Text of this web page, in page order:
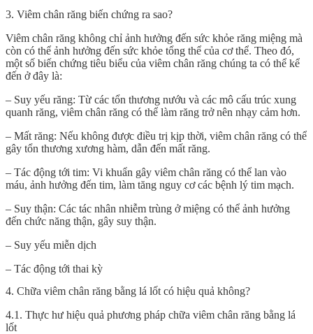
3. Viêm chân răng biến chứng ra sao?
Viêm chân răng không chỉ ảnh hưởng đến sức khỏe răng miệng mà
còn có thể ảnh hưởng đến sức khỏe tổng thể của cơ thể. Theo đó,
một số biến chứng tiêu biểu của viêm chân răng chúng ta có thể kể
đến ở đây là:
– Suy yếu răng: Từ các tổn thương nướu và các mô cấu trúc xung
quanh răng, viêm chân răng có thể làm răng trở nên nhạy cảm hơn.
– Mất răng: Nếu không được điều trị kịp thời, viêm chân răng có thể
gây tổn thương xương hàm, dẫn đến mất răng.
– Tác động tới tim: Vi khuẩn gây viêm chân răng có thể lan vào
máu, ảnh hưởng đến tim, làm tăng nguy cơ các bệnh lý tim mạch.
– Suy thận: Các tác nhân nhiễm trùng ở miệng có thể ảnh hưởng
đến chức năng thận, gây suy thận.
– Suy yếu miễn dịch
– Tác động tới thai kỳ
4. Chữa viêm chân răng bằng lá lốt có hiệu quả không?
4.1. Thực hư hiệu quả phương pháp chữa viêm chân răng bằng lá
lốt